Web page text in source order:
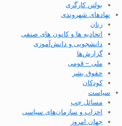
بولتن کارگری
نهادهای شهروندی
زنان
اتحادیه ها و کانون های صنفی
دانشجویی و دانش‌آموزی
گزارش‌ها
ملی – قومی
حقوق بشر
کودکان
سیاست
مسائل چپ
احزاب و سازمان‌های سیاسی
جهان امروز